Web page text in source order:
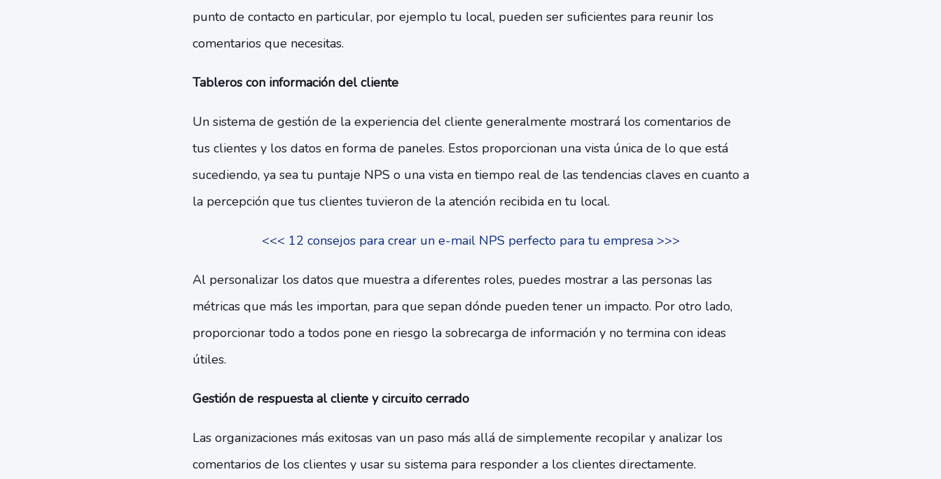
punto de contacto en particular, por ejemplo tu local, pueden ser suficientes para reunir los
comentarios que necesitas.
Tableros con información del cliente
Un sistema de gestión de la experiencia del cliente generalmente mostrará los comentarios de
tus clientes y los datos en forma de paneles. Estos proporcionan una vista única de lo que está
sucediendo, ya sea tu puntaje NPS o una vista en tiempo real de las tendencias claves en cuanto a
la percepción que tus clientes tuvieron de la atención recibida en tu local.
<<< 12 consejos para crear un e-mail NPS perfecto para tu empresa >>>
Al personalizar los datos que muestra a diferentes roles, puedes mostrar a las personas las
métricas que más les importan, para que sepan dónde pueden tener un impacto. Por otro lado,
proporcionar todo a todos pone en riesgo la sobrecarga de información y no termina con ideas
útiles.
Gestión de respuesta al cliente y circuito cerrado
Las organizaciones más exitosas van un paso más allá de simplemente recopilar y analizar los
comentarios de los clientes y usar su sistema para responder a los clientes directamente.